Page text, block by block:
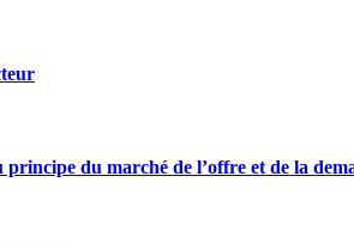
du marché de l’offre et de la